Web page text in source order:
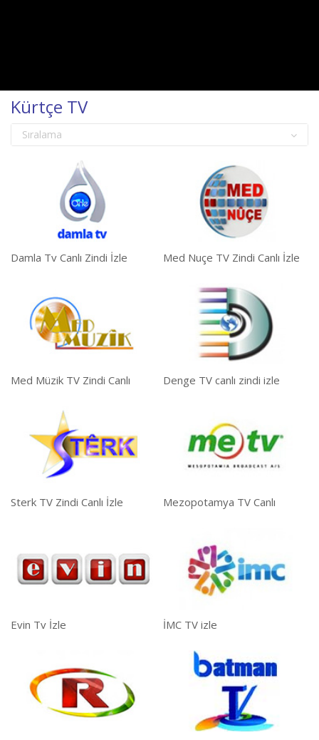
Kürtçe TV
Sıralama
Damla Tv Canlı Zindi İzle Med Nuçe TV Zindi Canlı İzle
Med Müzik TV Zindi Canlı Denge TV canlı zindi izle
Sterk TV Zindi Canlı İzle Mezopotamya TV Canlı
Evin Tv İzle İMC TV izle